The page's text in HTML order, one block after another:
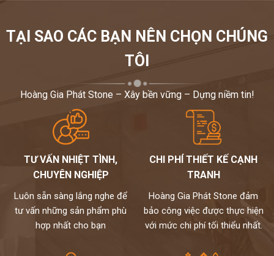
TẠI SAO CÁC BẠN NÊN CHỌN CHÚNG
TÔI
Hoàng Gia Phát Stone – Xây bền vững – Dựng niềm tin!
TƯ VẤN NHIỆT TÌNH,
CHUYÊN NGHIỆP
Luôn sẵn sàng lắng nghe để
tư vấn những sản phẩm phù
hợp nhất cho bạn
CHI PHÍ THIẾT KẾ CẠNH
TRANH
Hoàng Gia Phát Stone đảm
bảo công việc được thực hiện
với mức chi phí tối thiểu nhất.